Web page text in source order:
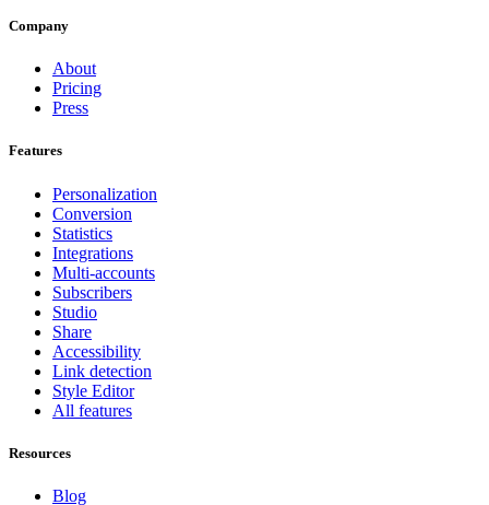
Company
About
Pricing
Press
Features
Personalization
Conversion
Statistics
Integrations
Multi-accounts
Subscribers
Studio
Share
Accessibility
Link detection
Style Editor
All features
Resources
Blog